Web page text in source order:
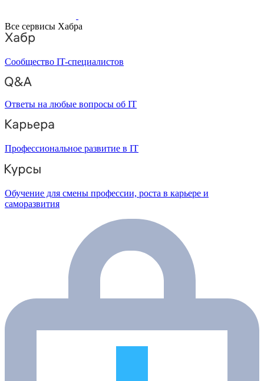
Все сервисы Хабра
Сообщество IT-специалистов
Ответы на любые вопросы об IT
Профессиональное развитие в IT
Обучение для смены профессии, роста в карьере и
саморазвития